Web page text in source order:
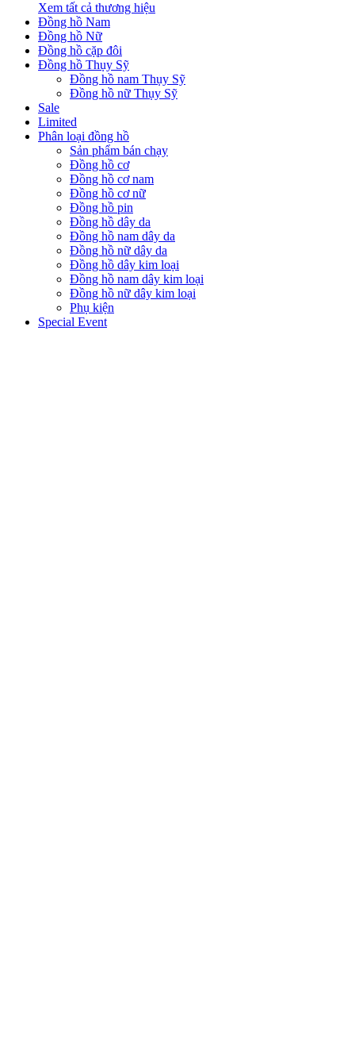
Xem tất cả thương hiệu
Đồng hồ Nam
Đồng hồ Nữ
Đồng hồ cặp đôi
Đồng hồ Thụy Sỹ
Đồng hồ nam Thụy Sỹ
Đồng hồ nữ Thụy Sỹ
Sale
Limited
Phân loại đồng hồ
Sản phẩm bán chạy
Đồng hồ cơ
Đồng hồ cơ nam
Đồng hồ cơ nữ
Đồng hồ pin
Đồng hồ dây da
Đồng hồ nam dây da
Đồng hồ nữ dây da
Đồng hồ dây kim loại
Đồng hồ nam dây kim loại
Đồng hồ nữ dây kim loại
Phụ kiện
Special Event